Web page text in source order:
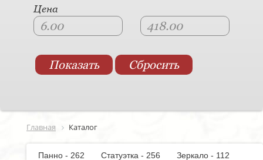
Цена
Главная Каталог
Панно - 262 Статуэтка - 256
Зеркало - 112